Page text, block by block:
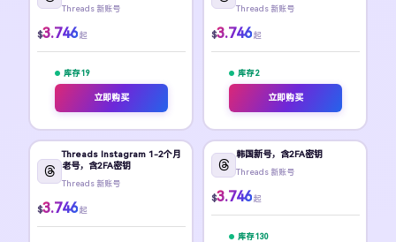
Threads 新账号
$3.746 起
库存 19
立即购买
Threads 新账号
$3.746 起
库存 2
立即购买
Threads Instagram 1-2个月
老号，含2FA密钥
Threads 新账号
$3.746 起
韩国新号，含2FA密钥
Threads 新账号
$3.746 起
库存 130